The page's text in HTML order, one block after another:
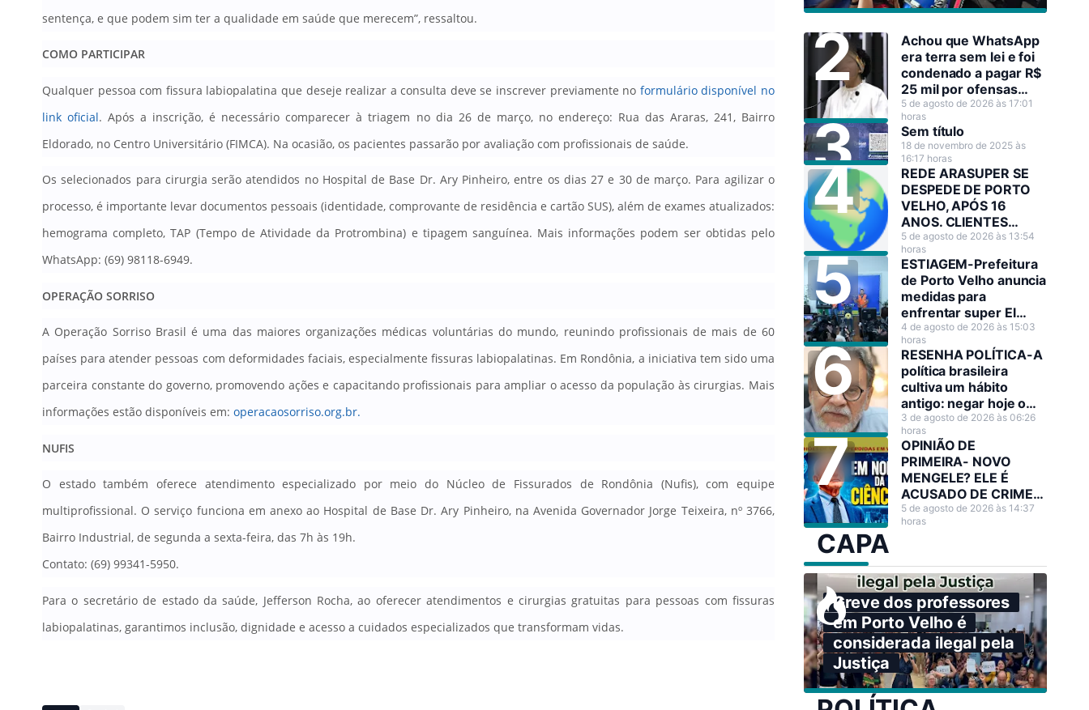
sentença, e que podem sim ter a qualidade em saúde que merecem”, ressaltou.
COMO PARTICIPAR
Qualquer pessoa com fissura labiopalatina que deseje realizar a consulta deve se inscrever previamente no formulário disponível no
link oficial.Após a inscrição, é necessário comparecer à triagem no dia 26 de março, no endereço: Rua das Araras, 241, Bairro
Eldorado, no Centro Universitário (FIMCA). Na ocasião, os pacientes passarão por avaliação com profissionais de saúde.
Os selecionados para cirurgia serão atendidos no Hospital de Base Dr. Ary Pinheiro, entre os dias 27 e 30 de março. Para agilizar o
processo, é importante levar documentos pessoais (identidade, comprovante de residência e cartão SUS), além de exames atualizados:
hemograma completo, TAP (Tempo de Atividade da Protrombina) e tipagem sanguínea. Mais informações podem ser obtidas pelo
WhatsApp: (69) 98118-6949.
OPERAÇÃO SORRISO
A Operação Sorriso Brasil é uma das maiores organizações médicas voluntárias do mundo, reunindo profissionais de mais de 60
países para atender pessoas com deformidades faciais, especialmente fissuras labiopalatinas. Em Rondônia, a iniciativa tem sido uma
parceira constante do governo, promovendo ações e capacitando profissionais para ampliar o acesso da população às cirurgias. Mais
informações estão disponíveis em: operacaosorriso.org.br.
NUFIS
O estado também oferece atendimento especializado por meio do Núcleo de Fissurados de Rondônia (Nufis), com equipe
multiprofissional. O serviço funciona em anexo ao Hospital de Base Dr.Ary Pinheiro, na Avenida Governador Jorge Teixeira, nº 3766,
Bairro Industrial, de segunda a sexta-feira, das 7h às 19h.
Contato: (69) 99341-5950.
Para o secretário de estado da saúde, Jefferson Rocha, ao oferecer atendimentos e cirurgias gratuitas para pessoas com fissuras
labiopalatinas, garantimos inclusão, dignidade e acesso a cuidados especializados que transformam vidas.
Achou que WhatsApp
era terra sem lei e foi
condenado a pagar R$
25 mil por ofensas
raciais contra Sílvia
Cristina
5 de agosto de 2026 às 17:01
horas
Sem título
18 de novembro de 2025 às
16:17 horas
REDE ARASUPER SE
DESPEDE DE PORTO
VELHO, APÓS 16
ANOS. CLIENTES
LAMENTAM A
DECISÃO!
5 de agosto de 2026 às 13:54
horas
ESTIAGEM-Prefeitura
de Porto Velho anuncia
medidas para
enfrentar super El
Niño
4 de agosto de 2026 às 15:03
horas
RESENHA POLÍTICA-A
política brasileira
cultiva um hábito
antigo: negar hoje o
que amanhã será
anunciado como
decisão estratégica.
3 de agosto de 2026 às 06:26
horas
OPINIÃO DE
PRIMEIRA- NOVO
MENGELE? ELE É
ACUSADO DE CRIMES
CONTRA A
HUMANIDADE,
MILHÕES DE VIDAS
5 de agosto de 2026 às 14:37
horas
CAPA
Greve dos professores
em Porto Velho é
considerada ilegal pela
Justiça